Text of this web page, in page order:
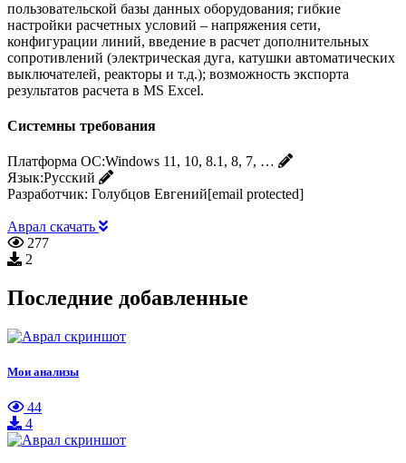
пользовательской базы данных оборудования; гибкие
настройки расчетных условий – напряжения сети,
конфигурации линий, введение в расчет дополнительных
сопротивлений (электрическая дуга, катушки автоматических
выключателей, реакторы и т.д.); возможность экспорта
результатов расчета в MS Excel.
Системны требования
Платформа ОС:Windows 11, 10, 8.1, 8, 7, …
Язык:Русский
Разработчик: Голубцов Евгений[email protected]
Аврал скачать
277
2
Последние добавленные
Мои анализы
44
4